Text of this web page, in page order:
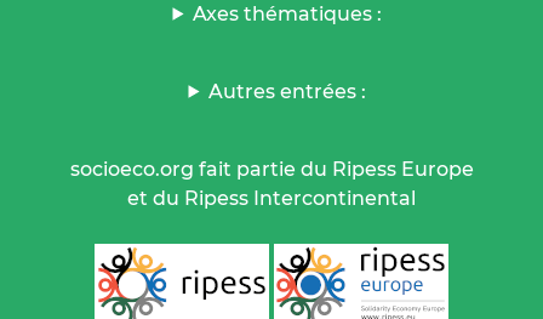
Axes thématiques :
Autres entrées :
socioeco.org fait partie du Ripess Europe
et du Ripess Intercontinental